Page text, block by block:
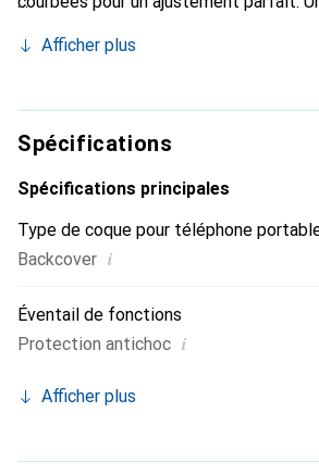
marque Noreve est reconnue
choix pour le client exigeant.
Afficher plus
Spécifications
Spécifications principales
Type de coque pour téléphone
Backcover i
Éventail de fonctions
Protection antichoc i
Afficher plus